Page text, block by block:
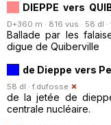
DIEPPE vers
D+360 m · 816 vus · 58 dl ·
Ballade par les
digue de Quiberville
de Dieppe vers
58 dl · f.dufosse
de la jetée de
centrale nucléaire.